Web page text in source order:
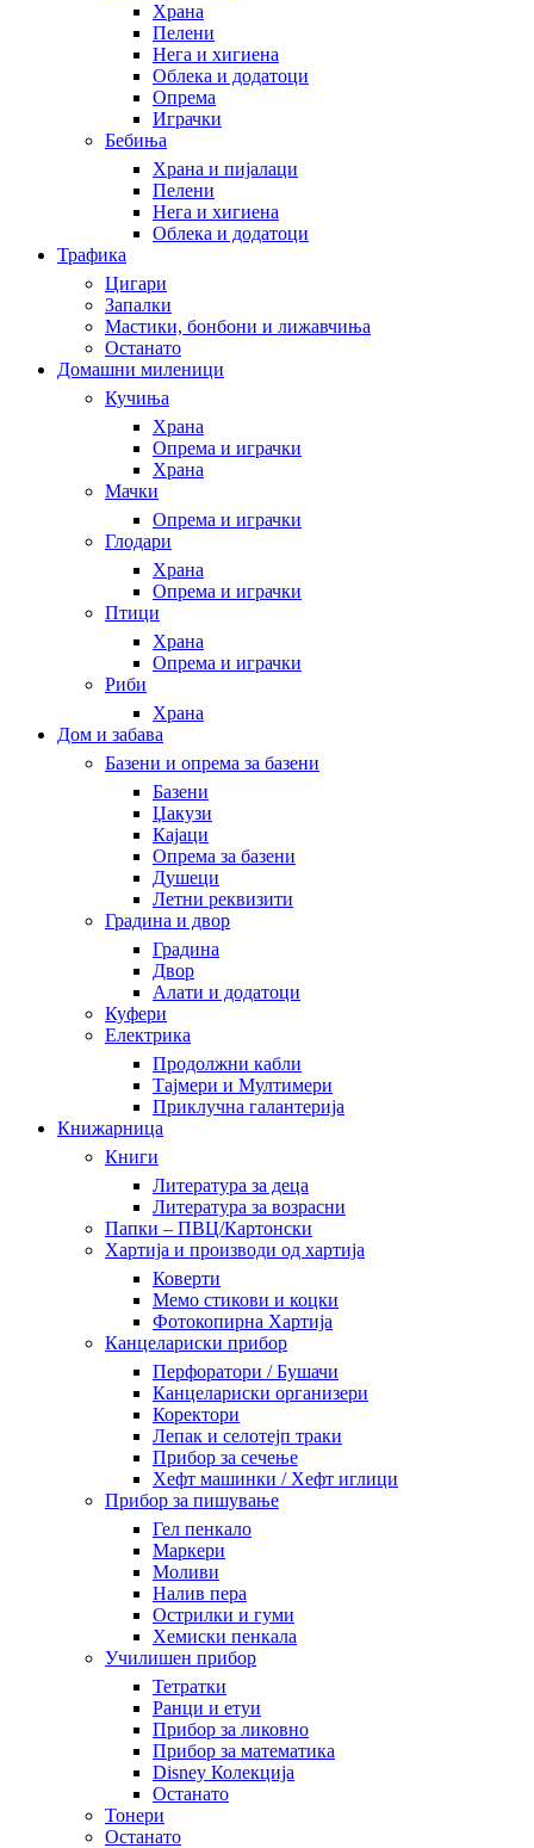
Храна
Пелени
Нега и хигиена
Облека и додатоци
Опрема
Играчки
Бебиња
Храна и пијалаци
Пелени
Нега и хигиена
Облека и додатоци
Трафика
Цигари
Запалки
Мастики, бонбони и лижавчиња
Останато
Домашни миленици
Кучиња
Храна
Опрема и играчки
Храна
Мачки
Опрема и играчки
Глодари
Храна
Опрема и играчки
Птици
Храна
Опрема и играчки
Риби
Храна
Дом и забава
Базени и опрема за базени
Базени
Џакузи
Кајаци
Опрема за базени
Душеци
Летни реквизити
Градина и двор
Градина
Двор
Алати и додатоци
Куфери
Електрика
Продолжни кабли
Тајмери и Мултимери
Приклучна галантерија
Книжарница
Книги
Литература за деца
Литература за возрасни
Папки – ПВЦ/Картонски
Хартија и производи од хартија
Коверти
Мемо стикови и коцки
Фотокопирна Хартија
Канцелариски прибор
Перфоратори / Бушачи
Канцелариски организери
Коректори
Лепак и селотејп траки
Прибор за сечење
Хефт машинки / Хефт иглици
Прибор за пишување
Гел пенкало
Маркери
Моливи
Налив пера
Острилки и гуми
Хемиски пенкала
Училишен прибор
Тетратки
Ранци и етуи
Прибор за ликовно
Прибор за математика
Disney Колекција
Останато
Тонери
Останато